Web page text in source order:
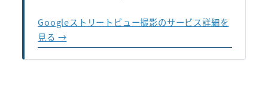
Googleストリートビュー撮影のサービス詳細を
見る →